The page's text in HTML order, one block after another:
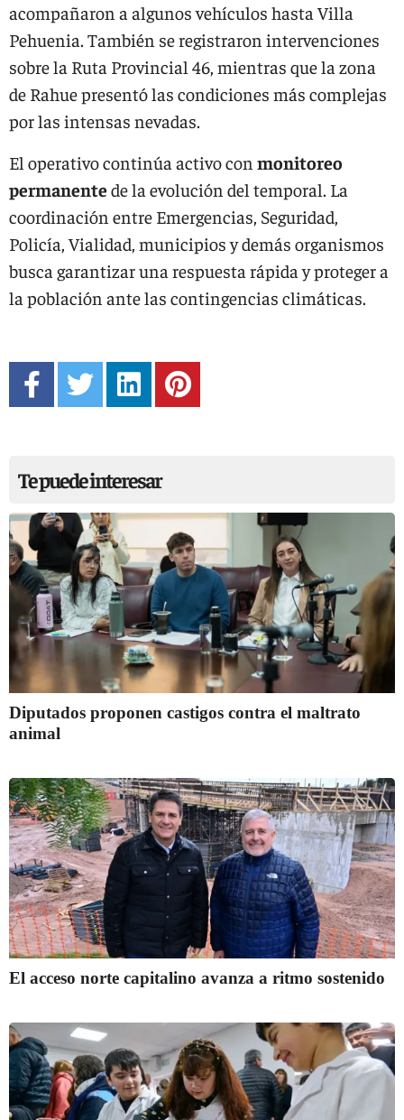
acompañaron a algunos vehículos hasta Villa
Pehuenia. También se registraron intervenciones
sobre la Ruta Provincial 46, mientras que la zona
de Rahue presentó las condiciones más complejas
por las intensas nevadas.
El operativo continúa activo con monitoreo
permanentede la evolución del temporal. La
coordinación entre Emergencias, Seguridad,
Policía, Vialidad, municipios y demás organismos
busca garantizar una respuesta rápida y proteger a
la población ante las contingencias climáticas.
Te puede interesar
Diputados proponen castigos contra el maltrato
animal
El acceso norte capitalino avanza a ritmo sostenido